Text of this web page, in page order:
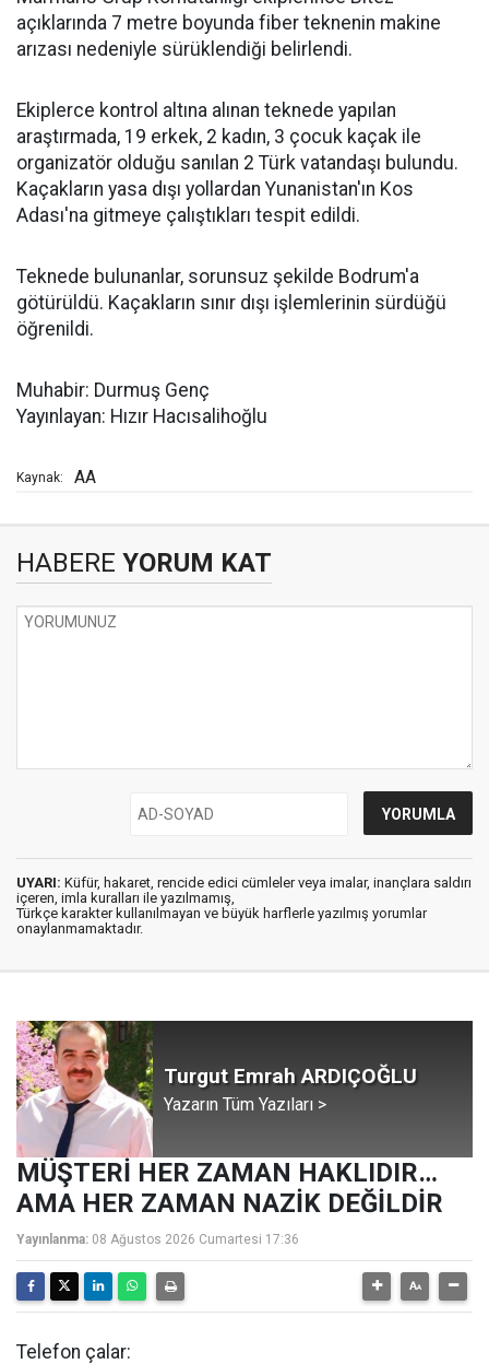
açıklarında 7 metre boyunda fiber teknenin makine
arızası nedeniyle sürüklendiği belirlendi.
Ekiplerce kontrol altına alınan teknede yapılan
araştırmada, 19 erkek, 2 kadın, 3 çocuk kaçak ile
organizatör olduğu sanılan 2 Türk vatandaşı bulundu.
Kaçakların yasa dışı yollardan Yunanistan'ın Kos
Adası'na gitmeye çalıştıkları tespit edildi.
Teknede bulunanlar, sorunsuz şekilde Bodrum'a
götürüldü. Kaçakların sınır dışı işlemlerinin sürdüğü
öğrenildi.
Muhabir: Durmuş Genç
Yayınlayan: Hızır Hacısalihoğlu
Kaynak: AA
HABERE YORUM KAT
UYARI: Küfür, hakaret, rencide edici cümleler veya imalar, inançlara saldırı
içeren, imla kuralları ile yazılmamış,
Türkçe karakter kullanılmayan ve büyük harflerle yazılmış yorumlar
onaylanmamaktadır.
Turgut Emrah ARDIÇOĞLU
Yazarın Tüm Yazıları >
MÜŞTERİ HER ZAMAN HAKLIDIR…
AMA HER ZAMAN NAZİK DEĞİLDİR
Yayınlanma: 08 Ağustos 2026 Cumartesi 17:36
Telefon çalar: